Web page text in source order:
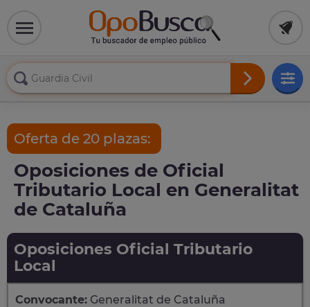
Oferta de 20 plazas:
Oposiciones de Oficial
Tributario Local en Generalitat
de Cataluña
Oposiciones Oficial Tributario
Local
Convocante: Generalitat de Cataluña